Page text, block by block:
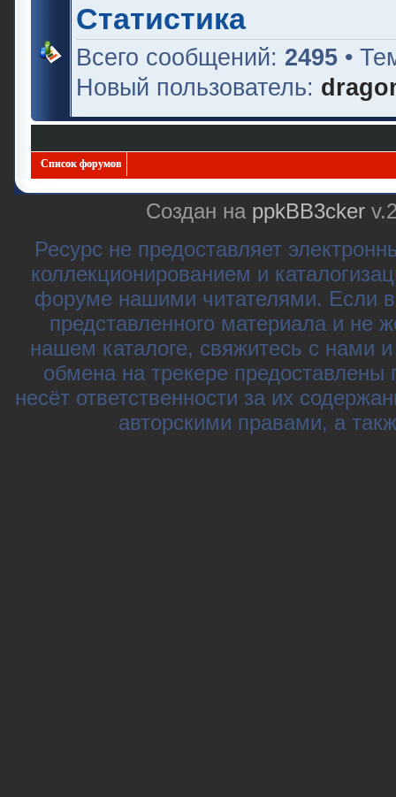
Статистика
Всего сообщений: 2495 •
Новый пользователь:
Список форумов
Создан на ppkBB3cker
Ресурс не предоставляет
коллекционированием и
форуме нашими читателями. Если
представленного материала и не
нашем каталоге, свяжитесь с нами
обмена на трекере
несёт ответственности за их
авторскими правами, а